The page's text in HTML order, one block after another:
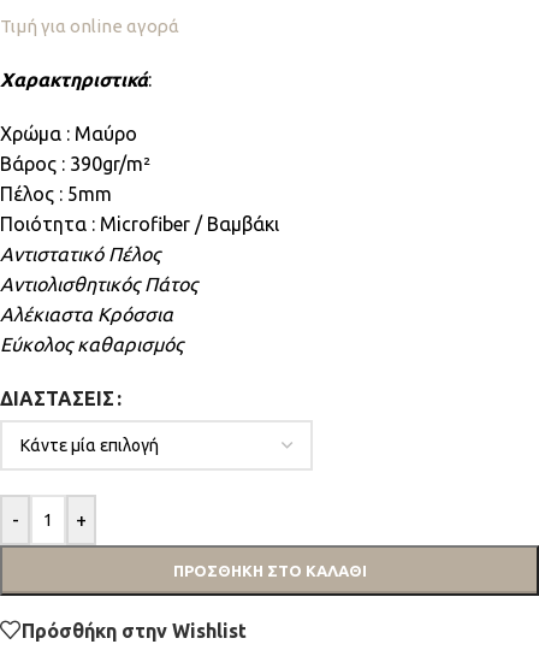
Τιμή για online αγορά
Χαρακτηριστικά:
Χρώμα : Μαύρο
Βάρος : 390gr/m²
Πέλος : 5mm
Ποιότητα : Microfiber / Βαμβάκι
Αντιστατικό Πέλος
Αντιολισθητικός Πάτος
Αλέκιαστα Κρόσσια
Εύκολος καθαρισμός
ΔΙΑΣΤΆΣΕΙΣ
- +
ΠΡΟΣΘΉΚΗ ΣΤΟ ΚΑΛΆΘΙ
Πρόσθήκη στην Wishlist